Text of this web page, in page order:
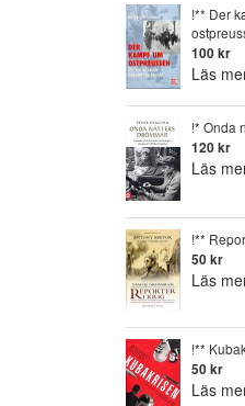
!** Der
100 kr
Läs
!* Onda
120 kr
Läs
!**
50 kr
Läs
!**
50 kr
Läs